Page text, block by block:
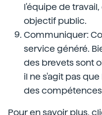
l'équipe de
objectif public.
Communiquer:
service généré.
des brevets sont
il ne s'agit pas
des
Pour en savoir plus,